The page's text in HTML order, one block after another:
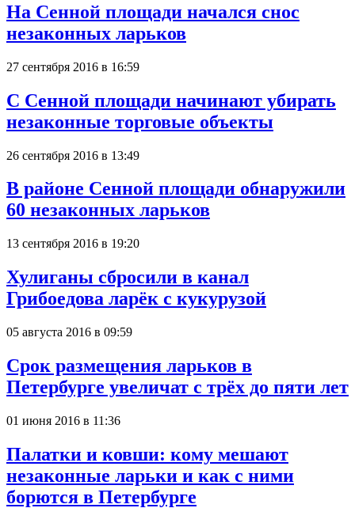
На Сенной площади начался снос
незаконных ларьков
27 сентября 2016 в 16:59
С Сенной площади начинают убирать
незаконные торговые объекты
26 сентября 2016 в 13:49
В районе Сенной площади обнаружили
60 незаконных ларьков
13 сентября 2016 в 19:20
Хулиганы сбросили в канал
Грибоедова ларёк с кукурузой
05 августа 2016 в 09:59
Срок размещения ларьков в
Петербурге увеличат с трёх до пяти лет
01 июня 2016 в 11:36
Палатки и ковши: кому мешают
незаконные ларьки и как с ними
борются в Петербурге